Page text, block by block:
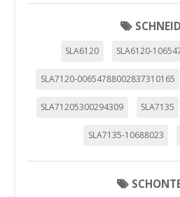
SLA6120 SLA6120-
SLA7120-00654788002837310165
SLA71205300294309 SLA7135
SLA7135-10688023